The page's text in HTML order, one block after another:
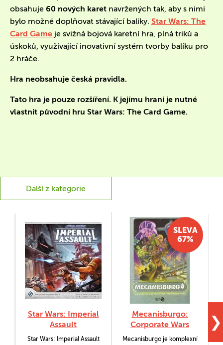
obsahuje 60 nových karet navržených tak, aby s nimi
bylo možné doplňovat stávající balíky. Star Wars: The
Card Game je svižná bojová karetní hra, plná triků a
úskoků, využívající inovativní systém tvorby balíku pro
2 hráče.
Hra neobsahuje česká pravidla.
Tato hra je pouze rozšíření. K jejímu hraní je nutné
vlastnit původní hru Star Wars: The Card Game.
Další z kategorie
Star Wars: Imperial
Assault
Star Wars: Imperial Assault
Mecanisburgo:
Corporate Wars
Mecanisburgo je komplexní
SLEVA
67%
❯